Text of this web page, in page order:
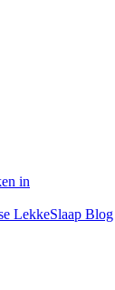
in
LekkeSlaap Blog